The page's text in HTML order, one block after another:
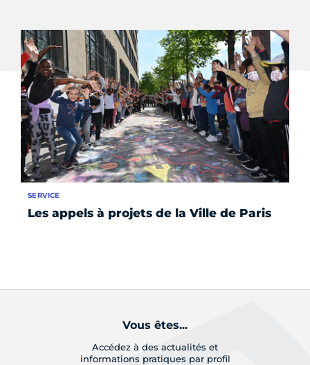
Les appels à projets de la Ville de Paris
SERVICE
Vous êtes...
Accédez à des actualités et
informations pratiques par profil